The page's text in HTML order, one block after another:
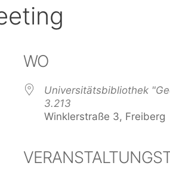
iCalendar
WO
Universitätsbibliothek
3.213
Winklerstraße 3, Freiberg